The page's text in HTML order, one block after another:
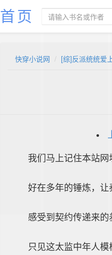
首页
快穿小说网 [综]反派统统爱
我们马上记住本站网
好在多年的锤炼，让
感受到契约传递来的
只见这太监中年人